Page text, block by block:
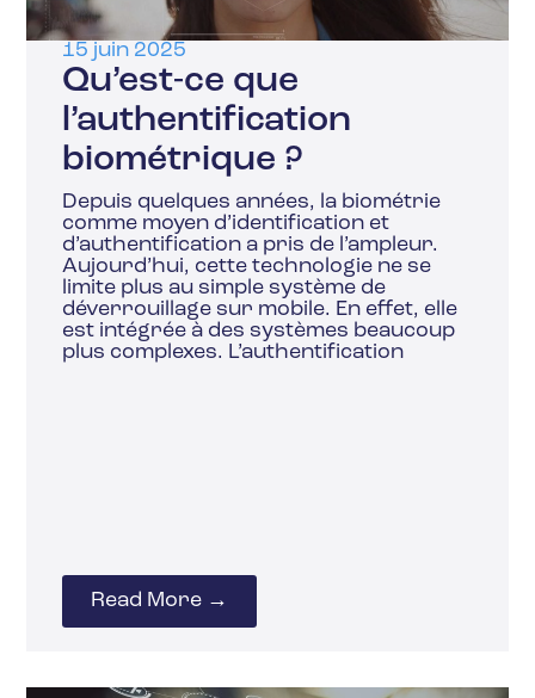
15 juin 2025
Qu’est-ce que
l’authentification
biométrique ?
Depuis quelques années, la biométrie
comme moyen d’identification et
d’authentification a pris de l’ampleur.
Aujourd’hui, cette technologie ne se
limite plus au simple système de
déverrouillage sur mobile. En effet, elle
est intégrée à des systèmes beaucoup
plus complexes. L’authentification
Read More →